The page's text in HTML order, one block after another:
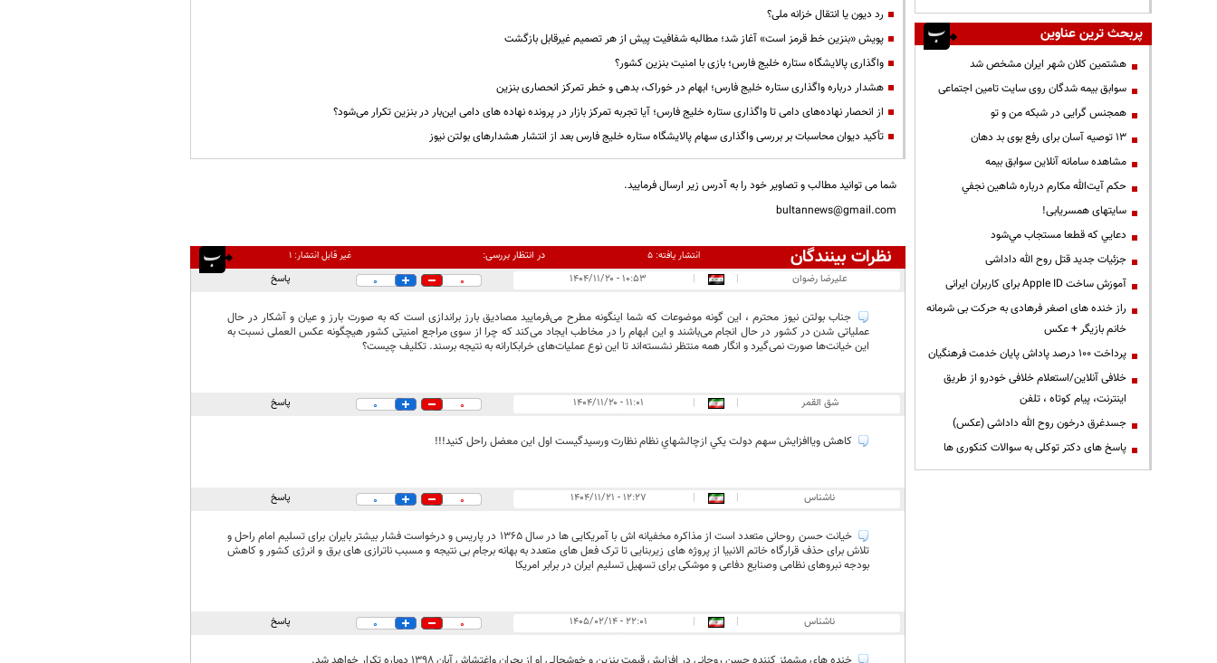
رد دیون یا انتقال خزانه ملی؟
پویش «بنزین خط قرمز است» آغاز شد؛ مطالبه شفافیت پیش از هر تصمیم غیرقابل بازگشت
واگذاری پالایشگاه ستاره خلیج فارس؛ بازی با امنیت بنزین کشور؟
هشدار درباره واگذاری ستاره خلیج فارس؛ ابهام در خوراک، بدهی و خطر تمرکز انحصاری بنزین
از انحصار نهاده‌های دامی تا واگذاری ستاره خلیج فارس؛ آیا تجربه تمرکز بازار در پرونده نهاده های دامی این‌بار در بنزین تکرار می‌شود؟
تأکید دیوان محاسبات بر بررسی واگذاری سهام پالایشگاه ستاره خلیج فارس بعد از انتشار هشدارهای بولتن نیوز
شما می توانید مطالب و تصاویر خود را به آدرس زیر ارسال فرمایید.
bultannews@gmail.com
نظرات بینندگان انتشار یافته:۵ در انتظار بررسی: غیر قابل انتشار:۱
علیرضا رضوان |
| ۱۰:۵۳ - ۱۴۰۴/۱۱/۲۰ 0
0 پاسخ
جناب بولتن نیوز محترم ، این گونه موضوعات که شما اینگونه مطرح می‌فرمایید مصادیق بارز براندازی است که به صورت بارز و عیان و آشکار در حال
عملیاتی شدن در کشور در حال انجام می‌باشند و این ابهام را در مخاطب ایجاد می‌کند که چرا از سوی مراجع امنیتی کشور هیچگونه عکس العملی نسبت به
این خیانت‌ها صورت نمی‌گیرد و انگار همه منتظر نشسته‌اند تا این نوع عملیات‌های خرابکارانه به نتیجه برسند. تکلیف چیست؟
شق القمر |
| ۱۱:۰۱ - ۱۴۰۴/۱۱/۲۰ 0
0 پاسخ
كاهش وياافزايش سهم دولت يكي ازچالشهاي نظام نظارت ورسيدگيست اول اين معضل راحل كنيد!!!
ناشناس |
| ۱۲:۲۷ - ۱۴۰۴/۱۱/۲۱ 0
0 پاسخ
خیانت حسن روحانی متعدد است از مذاکره مخفیانه اش با آمریکایی ها در سال 1365 در پاریس و درخواست فشار بیشتر بایران برای تسلیم امام راحل و
تلاش برای حذف قرارگاه خاتم الانبیا از پروژه های زیربنایی تا ترک فعل های متعدد به بهانه برجام بی نتیجه و مسبب ناترازی های برق و انرژی کشور و کاهش
بودجه نبروهای نظامی وصنایع دفاعی و موشکی برای تسهیل تسلیم ایران در برابر امریکا
ناشناس |
| ۲۲:۰۱ - ۱۴۰۵/۰۲/۱۴ 0
0 پاسخ
پربحث ترین عناوین
هشتمین کلان شهر ایران مشخص شد
سوابق بیمه شدگان روی سایت تامین اجتماعی
همجنس گرایی در شبکه من و تو
13 توصیه آسان برای رفع بوی بد دهان
مشاهده سامانه آنلاين سوابق بیمه
حكم آيت‌الله مكارم درباره شاهين نجفي
سایتهای همسریابی!
دعايي كه قطعا مستجاب مي‌شود
جزئیات جدید قتل روح الله داداشی
آموزش ساخت Apple ID برای کاربران ایرانی
راز خنده های اصغر فرهادی به حرکت بی شرمانه
خانم بازیگر + عکس
پرداخت ۱۰۰ درصد پاداش پایان خدمت فرهنگیان
خلافی آنلاین/استعلام خلافی خودرو از طریق
اینترنت، پیام کوتاه ، تلفن
جسدغرق درخون روح الله داداشی (عکس)
پاسخ های دکتر توکلی به سوالات کنکوری ها